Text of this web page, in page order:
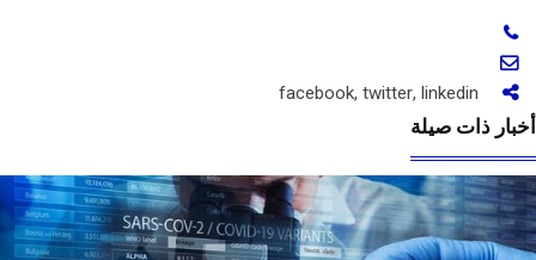
facebook, twitter, linkedin
ذات صيلة